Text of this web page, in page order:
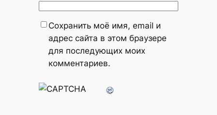
Сохранить моё имя, email и
адрес сайта в этом браузере
для последующих моих
комментариев.